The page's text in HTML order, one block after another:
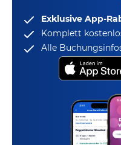
Exklusive App-
Komplett
Alle